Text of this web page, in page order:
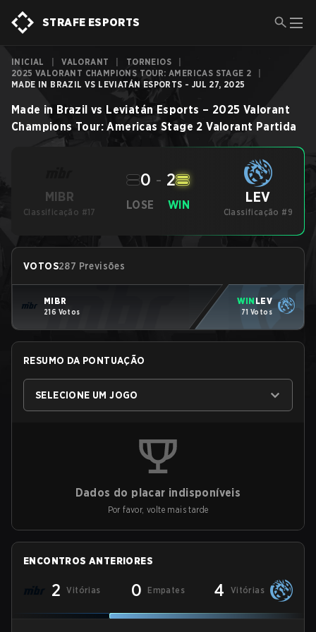
STRAFE ESPORTS
INICIAL VALORANT TORNEIOS
2025 VALORANT CHAMPIONS TOUR: AMERICAS STAGE 2
MADE IN BRAZIL VS LEVIATÁN ESPORTS - JUL 27, 2025
Made in Brazil vs Leviatán Esports – 2025 Valorant
Champions Tour: Americas Stage 2 Valorant Partida
MIBR
Classificação #17
LOSE
0 - 2
WIN LEV
Classificação #9
VOTOS287 Previsões
MIBR
216 Votos
WIN LEV
71 Votos
RESUMO DA PONTUAÇÃO
SELECIONE UM JOGO
Dados do placar indisponíveis
Por favor, volte mais tarde
ENCONTROS ANTERIORES
2 Vitórias 0 Empates 4 Vitórias